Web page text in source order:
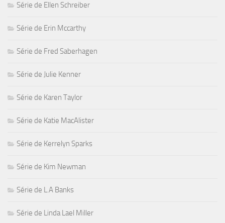
Série de Ellen Schreiber
Série de Erin Mccarthy
Série de Fred Saberhagen
Série de Julie Kenner
Série de Karen Taylor
Série de Katie MacAlister
Série de Kerrelyn Sparks
Série de Kim Newman
Série de L.A Banks
Série de Linda Lael Miller